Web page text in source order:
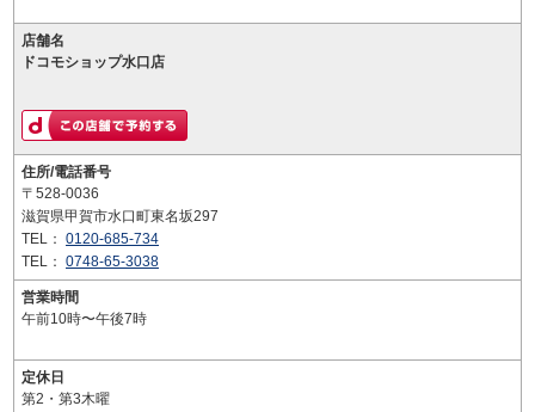
店舗名
ドコモショップ水口店
住所/電話番号
〒528-0036
滋賀県甲賀市水口町東名坂297
TEL： 0120-685-734
TEL： 0748-65-3038
営業時間
午前10時〜午後7時
定休日
第2・第3木曜